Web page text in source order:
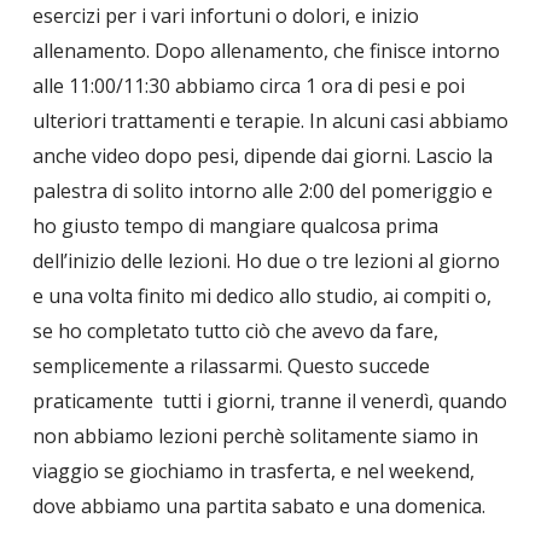
esercizi per i vari infortuni o dolori, e inizio
allenamento. Dopo allenamento, che finisce intorno
alle 11:00/11:30 abbiamo circa 1 ora di pesi e poi
ulteriori trattamenti e terapie. In alcuni casi abbiamo
anche video dopo pesi, dipende dai giorni. Lascio la
palestra di solito intorno alle 2:00 del pomeriggio e
ho giusto tempo di mangiare qualcosa prima
dell’inizio delle lezioni. Ho due o tre lezioni al giorno
e una volta finito mi dedico allo studio, ai compiti o,
se ho completato tutto ciò che avevo da fare,
semplicemente a rilassarmi. Questo succede
praticamente tutti i giorni, tranne il venerdì, quando
non abbiamo lezioni perchè solitamente siamo in
viaggio se giochiamo in trasferta, e nel weekend,
dove abbiamo una partita sabato e una domenica.